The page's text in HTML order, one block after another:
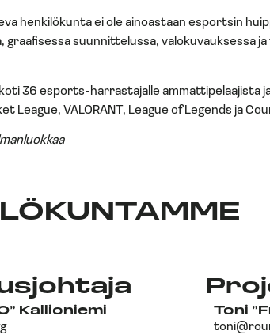
henkilökunta ei ole ainoastaan esportsin
suunnittelussa, valokuvauksessa
koti 36 esports-harrastajalle ammattipelaajista
League, VALORANT, League of Legends ja
Kallioniemi
Toni